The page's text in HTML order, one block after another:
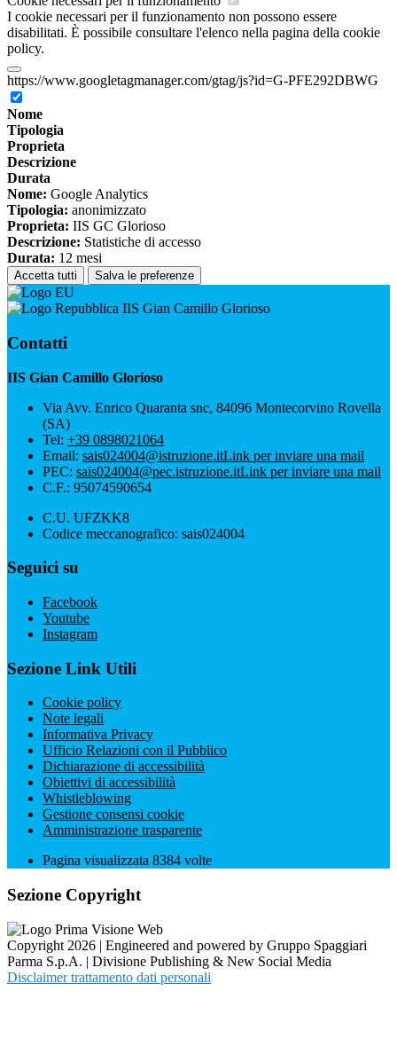
I cookie necessari per il funzionamento non possono essere
disabilitati. È possibile consultare l'elenco nella pagina della cookie
policy.
https://www.googletagmanager.com/gtag/js?id=G-PFE292DBWG
Nome
Tipologia
Proprieta
Descrizione
Durata
Nome: Google Analytics
Tipologia: anonimizzato
Proprieta: IIS GC Glorioso
Descrizione: Statistiche di accesso
Durata: 12 mesi
Accetta tutti Salva le preferenze
IIS Gian Camillo Glorioso
Contatti
IIS Gian Camillo Glorioso
Via Avv. Enrico Quaranta snc, 84096 Montecorvino Rovella
(SA)
Tel: +39 0898021064
Email: sais024004@istruzione.itLink per inviare una mail
PEC: sais024004@pec.istruzione.itLink per inviare una mail
C.F.: 95074590654
C.U. UFZKK8
Codice meccanografico: sais024004
Seguici su
Facebook
Youtube
Instagram
Sezione Link Utili
Cookie policy
Note legali
Informativa Privacy
Ufficio Relazioni con il Pubblico
Dichiarazione di accessibilità
Obiettivi di accessibilità
Whistleblowing
Gestione consensi cookie
Amministrazione trasparente
Pagina visualizzata 8384 volte
Sezione Copyright
Copyright 2026 | Engineered and powered by Gruppo Spaggiari
Parma S.p.A. | Divisione Publishing & New Social Media
Disclaimer trattamento dati personali